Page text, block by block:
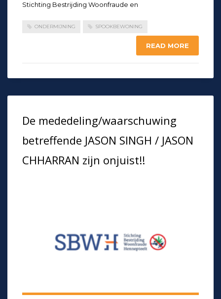
Stichting Bestrijding Woonfraude en
ONDERMIJNING SPOOKBEWONING
READ MORE
De mededeling/waarschuwing
betreffende JASON SINGH / JASON
CHHARRAN zijn onjuist!!